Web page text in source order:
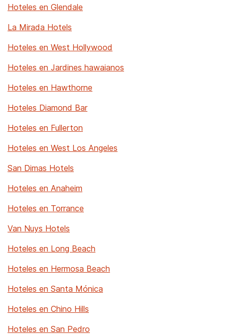
Hoteles en Glendale
La Mirada Hotels
Hoteles en West Hollywood
Hoteles en Jardines hawaianos
Hoteles en Hawthorne
Hoteles Diamond Bar
Hoteles en Fullerton
Hoteles en West Los Angeles
San Dimas Hotels
Hoteles en Anaheim
Hoteles en Torrance
Van Nuys Hotels
Hoteles en Long Beach
Hoteles en Hermosa Beach
Hoteles en Santa Mónica
Hoteles en Chino Hills
Hoteles en San Pedro